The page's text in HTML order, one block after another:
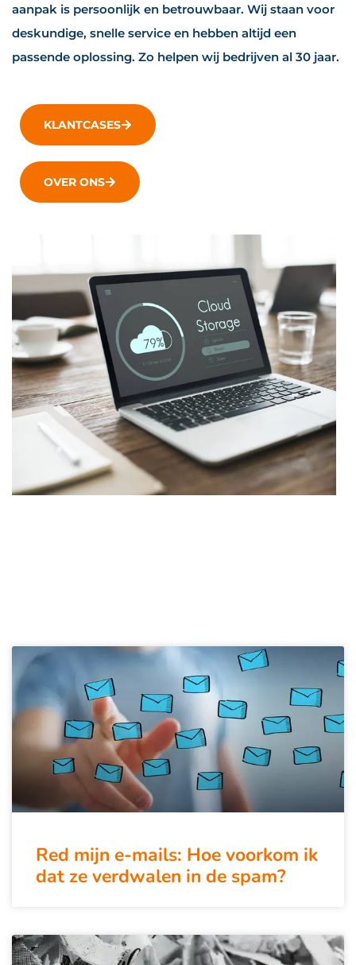
aanpak is persoonlijk en betrouwbaar. Wij staan voor
deskundige, snelle service en hebben altijd een
passende oplossing. Zo helpen wij bedrijven al 30 jaar.
KLANTCASES
OVER ONS
Red mijn e-mails: Hoe voorkom ik
dat ze verdwalen in de spam?